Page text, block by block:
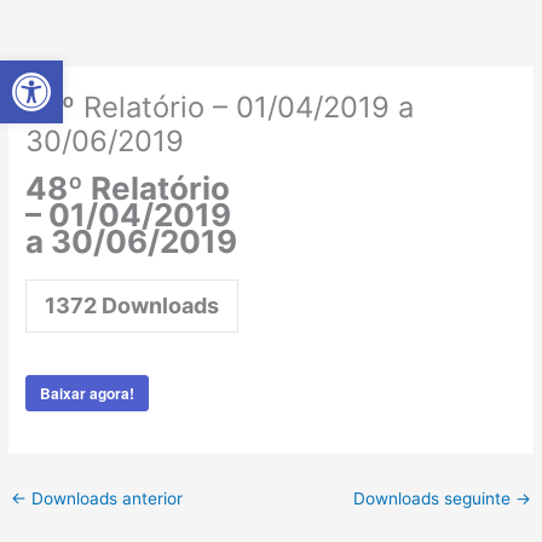
Abrir a barra de ferramentas
o
conteúdo
48º Relatório – 01/04/2019 a
30/06/2019
48º Relatório
– 01/04/2019
a 30/06/2019
1372 Downloads
Baixar agora!
← Downloads anterior Downloads seguinte →